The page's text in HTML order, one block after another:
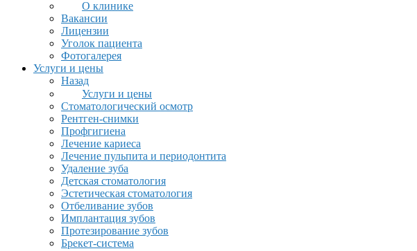
О клинике
Вакансии
Лицензии
Уголок пациента
Фотогалерея
Услуги и цены
Назад
Услуги и цены
Стоматологический осмотр
Рентген-снимки
Профгигиена
Лечение кариеса
Лечение пульпита и периодонтита
Удаление зуба
Детская стоматология
Эстетическая стоматология
Отбеливание зубов
Имплантация зубов
Протезирование зубов
Брекет-система